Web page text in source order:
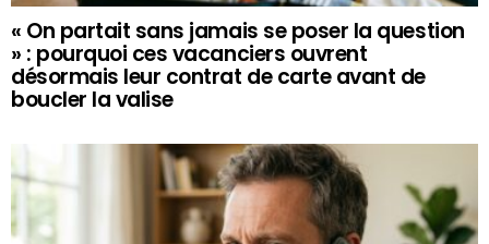
« On partait sans jamais se poser la question
» : pourquoi ces vacanciers ouvrent
désormais leur contrat de carte avant de
boucler la valise